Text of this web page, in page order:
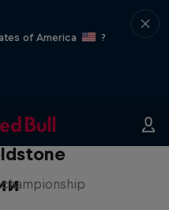
of America
?